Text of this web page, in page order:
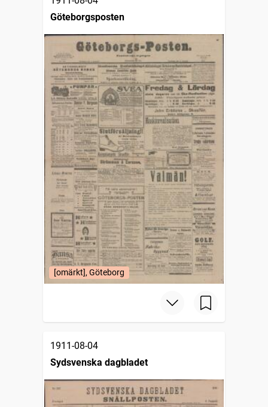
Göteborgsposten
[omärkt], Göteborg
1911-08-04
Sydsvenska dagbladet